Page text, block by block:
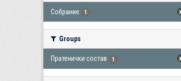
Собрание 1
Groups
Пратенички состав 1